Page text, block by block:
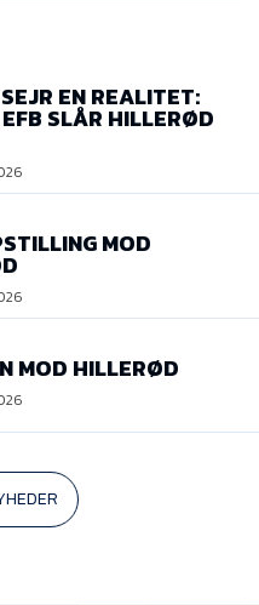
EN REALITET:
SLÅR HILLERØD
MOD
MOD HILLERØD